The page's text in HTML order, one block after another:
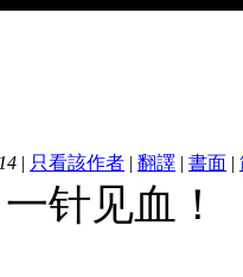
| 只看該作者 | 翻譯 | 書面 |
针见血！